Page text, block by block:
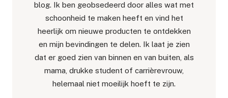
blog. Ik ben geobsedeerd door alles wat met
schoonheid te maken heeft en vind het
heerlijk om nieuwe producten te ontdekken
en mijn bevindingen te delen. Ik laat je zien
dat er goed zien van binnen en van buiten, als
mama, drukke student of carrièrevrouw,
helemaal niet moeilijk hoeft te zijn.